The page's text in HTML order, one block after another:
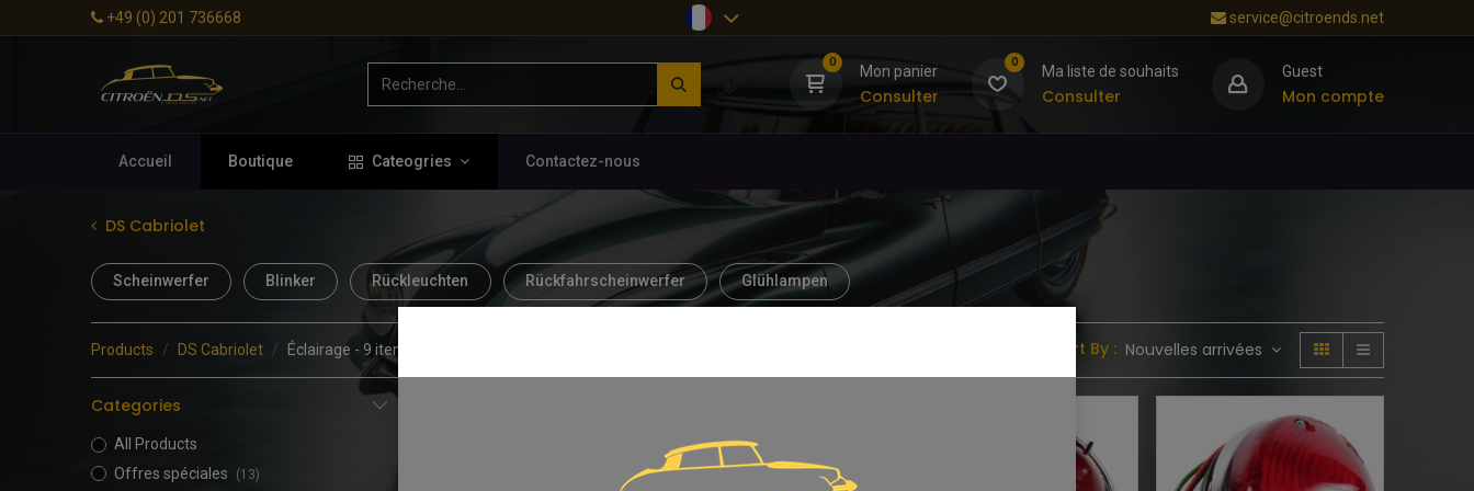
+49 (0) 201 736668 service@citroends.net
0
Mon panier
Consulter
0
Ma liste de souhaits
Consulter
Guest
Mon compte
Accueil Boutique Cateogries Contactez-nous
DS Cabriolet
Scheinwerfer Blinker Rückleuchten Rückfahrscheinwerfer Glühlampen
Products DS Cabriolet Éclairage - 9 items Sort By : Nouvelles arrivées
Categories
All Products
Offres spéciales
(13)